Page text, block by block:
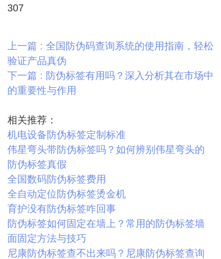
307
上一篇 : 全国防伪码查询系统的使用指南，轻松
验证产品真伪
下一篇 : 防伪标签有用吗？深入分析其在市场中
的重要性与作用
相关推荐：
机电设备防伪标签定制标准
伟星弯头带防伪标签吗？如何辨别伟星弯头的
防伪标签真假
全国数码防伪标签费用
全自动定位防伪标签烫金机
育护没有防伪标签咋回事
防伪标签如何固定在墙上？常用的防伪标签墙
面固定方法与技巧
尼康防伪标签查不出来吗？尼康防伪标签查询